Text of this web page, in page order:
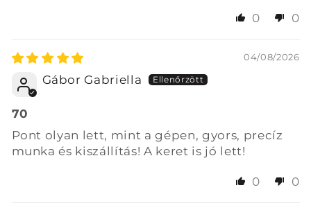
0 0
04/08/2026
Gábor Gabriella
70
Pont olyan lett, mint a gépen, gyors, precíz
munka és kiszállítás! A keret is jó lett!
0 0